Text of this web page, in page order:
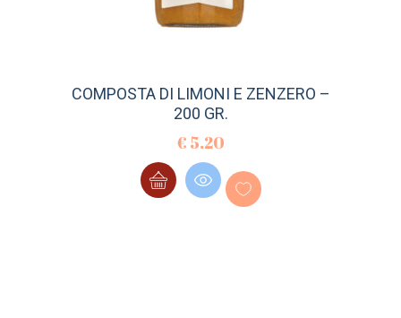
COMPOSTA DI LIMONI E ZENZERO –
200 GR.
€ 5.20